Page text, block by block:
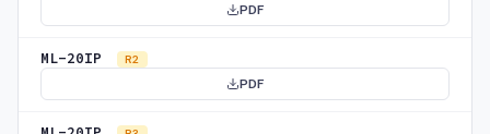
PDF
ML-20IP R2
PDF